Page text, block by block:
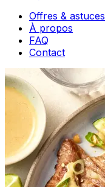
Offres & astuces
À propos
FAQ
Contact